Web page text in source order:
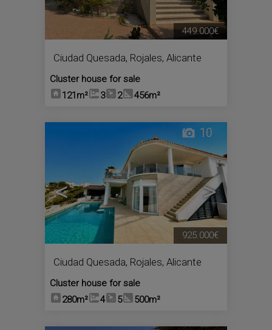
Ciudad Quesada, Rojales, Alicante
Cluster house for sale
121m²
3 2 456m²
449.000€
< >
10
Ciudad Quesada, Rojales, Alicante
Cluster house for sale
280m²
4 5 500m²
925.000€